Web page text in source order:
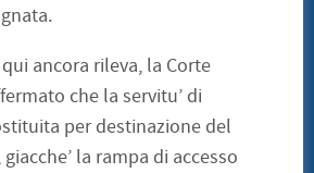
ancora rileva, la Corte
che la servitu’ di
per destinazione del
la rampa di accesso